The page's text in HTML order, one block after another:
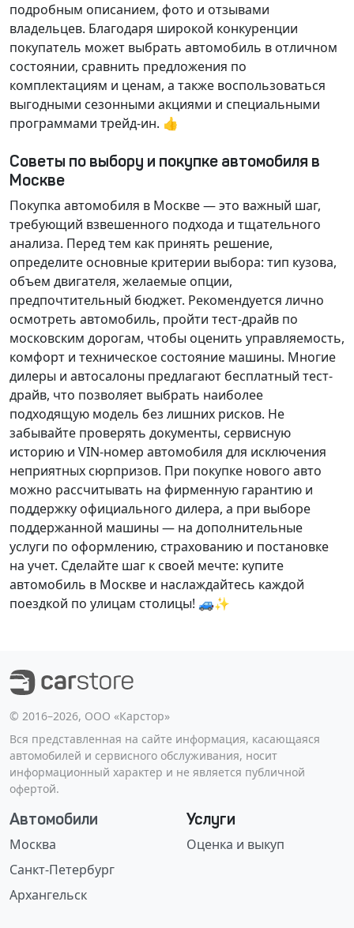
подробным описанием, фото и отзывами
владельцев. Благодаря широкой конкуренции
покупатель может выбрать автомобиль в отличном
состоянии, сравнить предложения по
комплектациям и ценам, а также воспользоваться
выгодными сезонными акциями и специальными
программами трейд-ин. 👍
Советы по выбору и покупке автомобиля в
Москве
Покупка автомобиля в Москве — это важный шаг,
требующий взвешенного подхода и тщательного
анализа. Перед тем как принять решение,
определите основные критерии выбора: тип кузова,
объем двигателя, желаемые опции,
предпочтительный бюджет. Рекомендуется лично
осмотреть автомобиль, пройти тест-драйв по
московским дорогам, чтобы оценить управляемость,
комфорт и техническое состояние машины. Многие
дилеры и автосалоны предлагают бесплатный тест-
драйв, что позволяет выбрать наиболее
подходящую модель без лишних рисков. Не
забывайте проверять документы, сервисную
историю и VIN-номер автомобиля для исключения
неприятных сюрпризов. При покупке нового авто
можно рассчитывать на фирменную гарантию и
поддержку официального дилера, а при выборе
поддержанной машины — на дополнительные
услуги по оформлению, страхованию и постановке
на учет. Сделайте шаг к своей мечте: купите
автомобиль в Москве и наслаждайтесь каждой
поездкой по улицам столицы! 🚙✨
©️ 2016–2026, ООО «Карстор»
Вся представленная на сайте информация, касающаяся
автомобилей и сервисного обслуживания, носит
информационный характер и не является публичной
офертой.
Автомобили
Москва
Санкт-Петербург
Архангельск
Услуги
Оценка и выкуп